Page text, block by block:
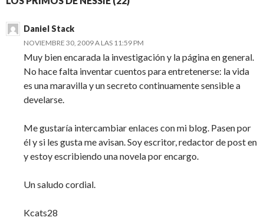
Daniel Stack
NOVIEMBRE 30, 2009 A LAS 11:59 PM
Muy bien encarada la investigación y la página en general.
No hace falta inventar cuentos para entretenerse: la vida
es una maravilla y un secreto continuamente sensible a
develarse.
Me gustaría intercambiar enlaces con mi blog. Pasen por
él y si les gusta me avisan. Soy escritor, redactor de post en
y estoy escribiendo una novela por encargo.
Un saludo cordial.
Kcats28